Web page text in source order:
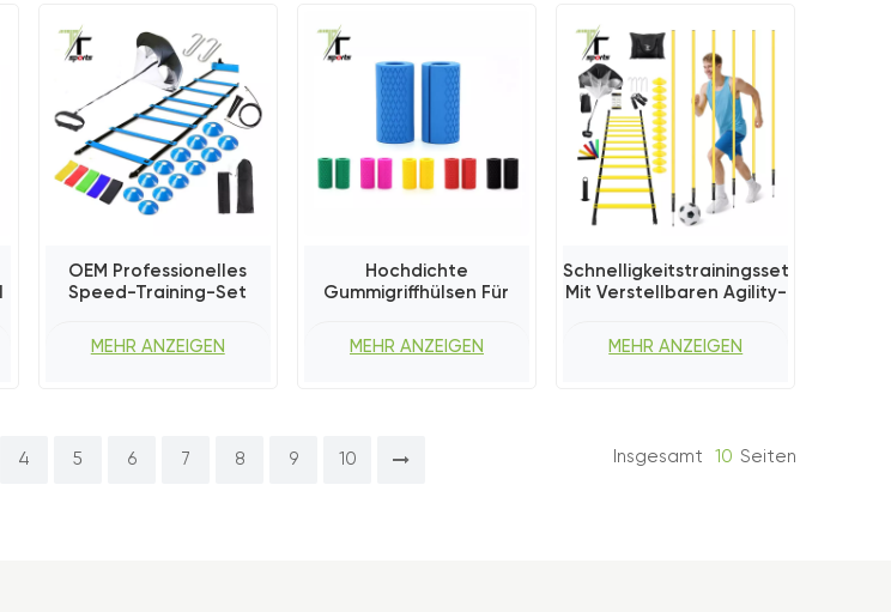
OEM Professionelles
Speed-Training-Set
MEHR ANZEIGEN
Hochdichte
Gummigriffhülsen Für
MEHR ANZEIGEN
Schnelligkeitstrainingsset
Mit Verstellbaren Agility-
MEHR ANZEIGEN
4 5 6 7 8 9 10 Insgesamt 10 Seiten